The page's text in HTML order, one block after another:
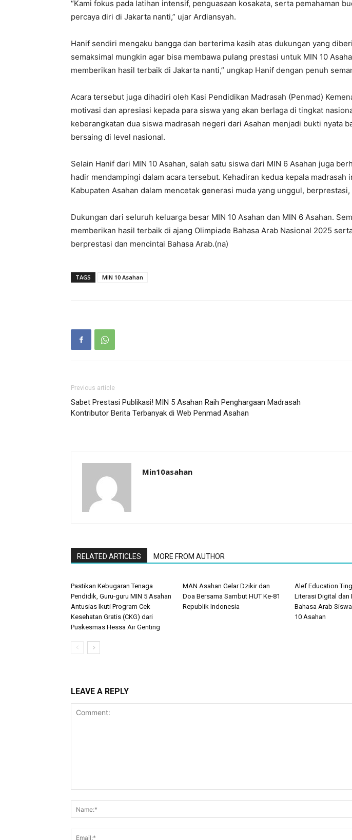
“Kami fokus pada latihan intensif, penguasaan kosakata, serta pemahaman
percaya diri di Jakarta nanti,” ujar Ardiansyah.
Hanif sendiri mengaku bangga dan berterima kasih atas dukungan yang
semaksimal mungkin agar bisa membawa pulang prestasi untuk MIN 10
memberikan hasil terbaik di Jakarta nanti,” ungkap Hanif dengan penuh
Acara tersebut juga dihadiri oleh Kasi Pendidikan Madrasah (Penmad)
motivasi dan apresiasi kepada para siswa yang akan berlaga di tingkat
keberangkatan dua siswa madrasah negeri dari Asahan menjadi bukti nyata
bersaing di level nasional.
Selain Hanif dari MIN 10 Asahan, salah satu siswa dari MIN 6 Asahan juga
hadir mendampingi dalam acara tersebut. Kehadiran kedua kepala
Kabupaten Asahan dalam mencetak generasi muda yang unggul,
Dukungan dari seluruh keluarga besar MIN 10 Asahan dan MIN 6 Asahan.
memberikan hasil terbaik di ajang Olimpiade Bahasa Arab Nasional 2025
berprestasi dan mencintai Bahasa Arab.(na)
TAGS MIN 10 Asahan
Previous article
Sabet Prestasi Publikasi! MIN 5 Asahan Raih Penghargaan Madrasah
Kontributor Berita Terbanyak di Web Penmad Asahan
Min10asahan
RELATED ARTICLES MORE FROM AUTHOR
Pastikan Kebugaran Tenaga
Pendidik, Guru-guru MIN 5 Asahan
Antusias Ikuti Program Cek
Kesehatan Gratis (CKG) dari
Puskesmas Hessa Air Genting
MAN Asahan Gelar Dzikir dan
Doa Bersama Sambut HUT Ke-81
Republik Indonesia
Alef Education
Literasi Digital dan
Bahasa Arab
10 Asahan
LEAVE A REPLY